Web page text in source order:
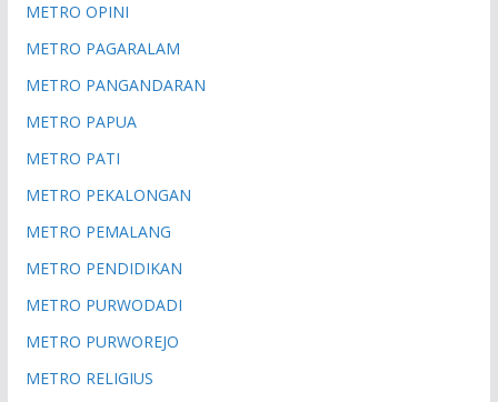
METRO OPINI
METRO PAGARALAM
METRO PANGANDARAN
METRO PAPUA
METRO PATI
METRO PEKALONGAN
METRO PEMALANG
METRO PENDIDIKAN
METRO PURWODADI
METRO PURWOREJO
METRO RELIGIUS